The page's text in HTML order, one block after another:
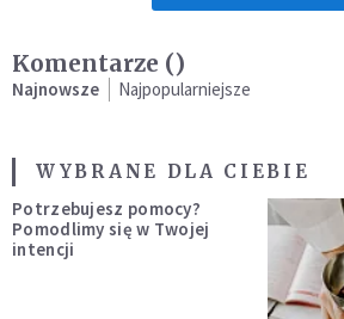
Komentarze ()
Najnowsze Najpopularniejsze
WYBRANE DLA CIEBIE
Potrzebujesz pomocy?
Pomodlimy się w Twojej
intencji